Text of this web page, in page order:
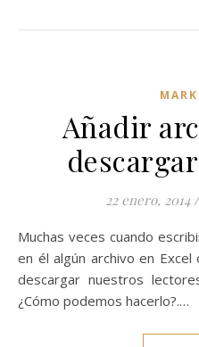
Añadir
22 enero, 2014 /
Muchas veces cuando escribimos un post queremos incluir
en él algún archivo en
descargar nuestros
¿Cómo podemos hacerlo?.…